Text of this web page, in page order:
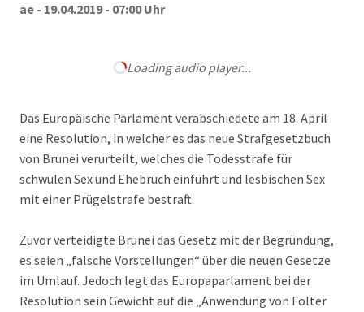
ae - 19.04.2019 - 07:00 Uhr
Loading audio player...
Das Europäische Parlament verabschiedete am 18. April
eine Resolution, in welcher es das neue Strafgesetzbuch
von Brunei verurteilt, welches die Todesstrafe für
schwulen Sex und Ehebruch einführt und lesbischen Sex
mit einer Prügelstrafe bestraft.
Zuvor verteidigte Brunei das Gesetz mit der Begründung,
es seien „falsche Vorstellungen“ über die neuen Gesetze
im Umlauf. Jedoch legt das Europaparlament bei der
Resolution sein Gewicht auf die „Anwendung von Folter